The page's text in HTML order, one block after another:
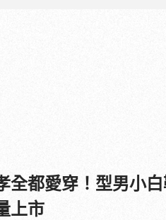
全都愛穿！型男小
上市